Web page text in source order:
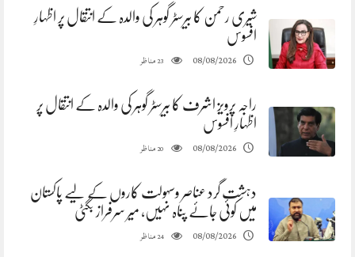
شیری رحمن کا بیرسٹر گوہر کی والدہ کے انتقال پر اظہارِ
افسوس
08/08/2026
23مناظر
راجہ پرویز اشرف کا بیرسٹر گوہر کی والدہ کے انتقال پر
اظہارِ افسوس
08/08/2026
20مناظر
دہشت گرد عناصر وسہولت کاروں کے لیے پاکستان
میں کوئی جائے پناہ نہیں، میر سرفراز بگٹی
08/08/2026
24مناظر